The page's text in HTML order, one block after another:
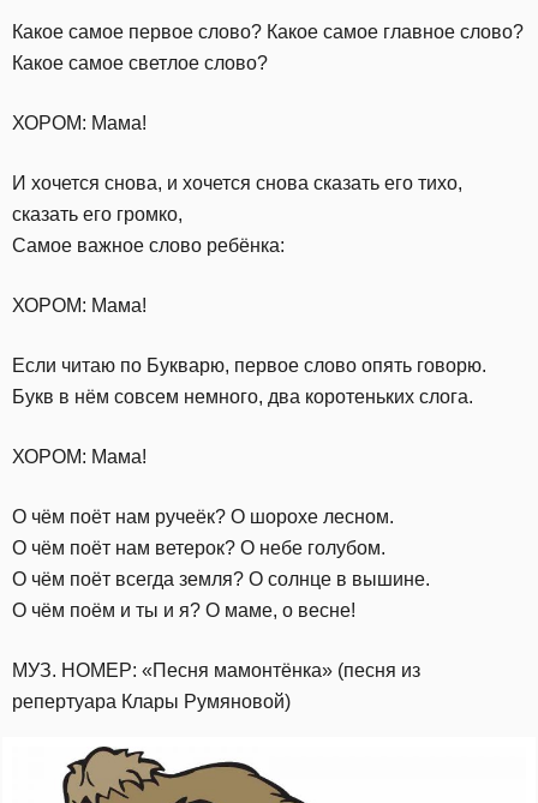
Какое самое первое слово? Какое самое главное слово?
Какое самое светлое слово?
ХОРОМ: Мама!
И хочется снова, и хочется снова сказать его тихо,
сказать его громко,
Самое важное слово ребёнка:
ХОРОМ: Мама!
Если читаю по Букварю, первое слово опять говорю.
Букв в нём совсем немного, два коротеньких слога.
ХОРОМ: Мама!
О чём поёт нам ручеёк? О шорохе лесном.
О чём поёт нам ветерок? О небе голубом.
О чём поёт всегда земля? О солнце в вышине.
О чём поём и ты и я? О маме, о весне!
МУЗ. НОМЕР: «Песня мамонтёнка» (песня из
репертуара Клары Румяновой)